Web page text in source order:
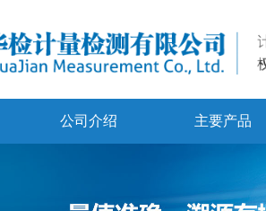
公司介绍 主要产品